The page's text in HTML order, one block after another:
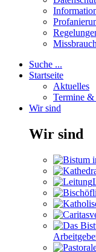
Suche ...
Startseite
Aktuelles
Termine &
Wir sind
Wir sind